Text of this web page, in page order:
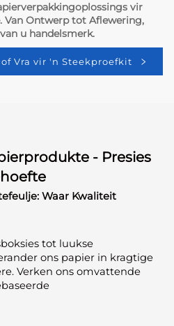
vir
Van Ontwerp tot Aflewering,
u handelsmerk.
Vra vir 'n Steekproefkit
- Presies
Waar Kwaliteit
tot luukse
ons papier in kragtige
Verken ons omvattende